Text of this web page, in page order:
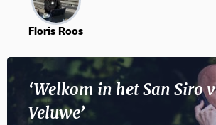
Floris Roos
‘Welkom in het San Siro
Veluwe’